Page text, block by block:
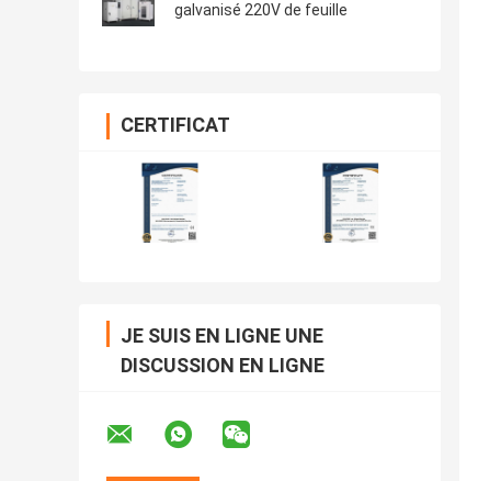
galvanisé 220V de feuille
CERTIFICAT
JE SUIS EN LIGNE UNE
DISCUSSION EN LIGNE